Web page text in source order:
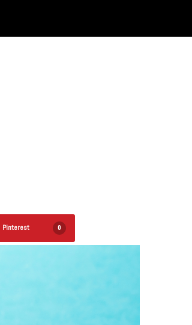
Pinterest 0